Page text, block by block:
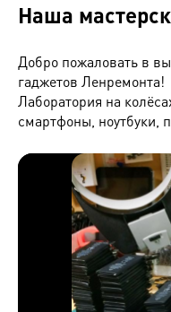
Наша
Добро пожаловать в
гаджетов Ленремонта!
Лаборатория на
смартфоны, ноутбуки,